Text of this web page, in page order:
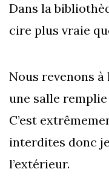
Dans la
cire plus vraie
Nous revenons
une salle
C’est
interdites donc
l’extérieur.